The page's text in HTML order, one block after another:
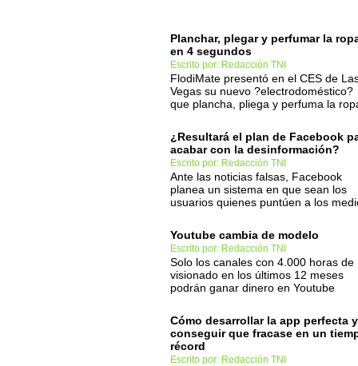
Planchar, plegar y perfumar la
en 4 segundos
Escrito por: Redacción TNI
FlodiMate presentó en el CES de
Vegas su nuevo ?electrodoméstico?
que plancha, pliega y perfuma la
¿Resultará el plan de Facebook
acabar con la desinformación?
Escrito por: Redacción TNI
Ante las noticias falsas, Facebook
planea un sistema en que sean los
usuarios quienes puntúen a los
Youtube cambia de modelo
Escrito por: Redacción TNI
Solo los canales con 4.000 horas de
visionado en los últimos 12 meses
podrán ganar dinero en Youtube
Cómo desarrollar la app perfecta y
conseguir que fracase en un
récord
Escrito por: Redacción TNI